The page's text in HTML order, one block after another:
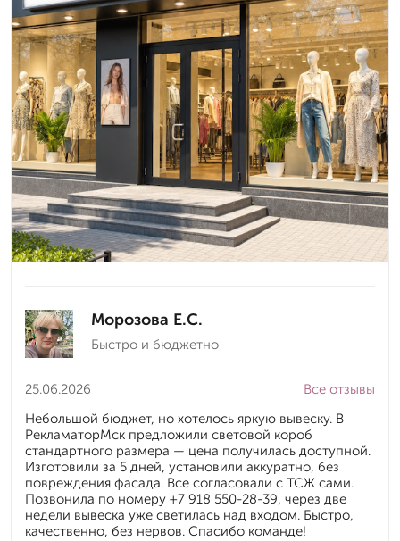
Морозова Е.С.
Быстро и бюджетно
25.06.2026
Все отзывы
Небольшой бюджет, но хотелось яркую вывеску. В
РекламаторМск предложили световой короб
стандартного размера — цена получилась доступной.
Изготовили за 5 дней, установили аккуратно, без
повреждения фасада. Все согласовали с ТСЖ сами.
Позвонила по номеру +7 918 550-28-39, через две
недели вывеска уже светилась над входом. Быстро,
качественно, без нервов. Спасибо команде!